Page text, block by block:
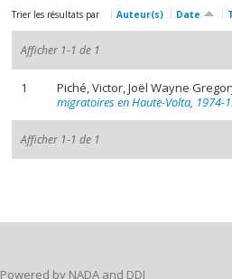
Trier les résultats par Auteur(s) Date
Afficher 1-1 de 1
1 Piché, Victor, Joël Wayne
migratoires en Haute-Volta, 1974-
Afficher 1-1 de 1
Powered by NADA and DDI